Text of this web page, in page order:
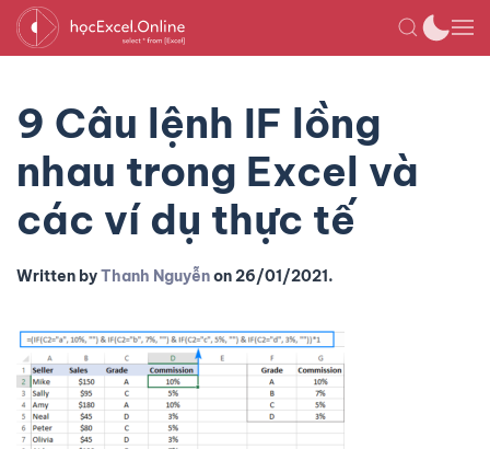
9 Câu lệnh IF lồng
nhau trong Excel và
các ví dụ thực tế
Written byThanh Nguyễnon26/01/2021.